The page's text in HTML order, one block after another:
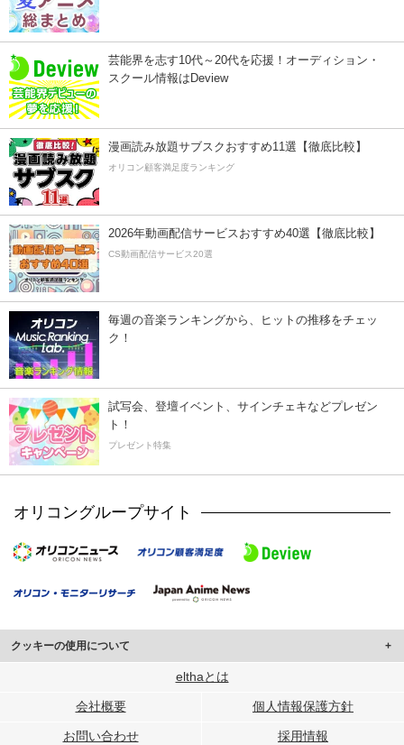
芸能界を志す10代～20代を応援！オーディション・
スクール情報はDeview
漫画読み放題サブスクおすすめ11選【徹底比較】
オリコン顧客満足度ランキング
2026年動画配信サービスおすすめ40選【徹底比較】
CS動画配信サービス20選
毎週の音楽ランキングから、ヒットの推移をチェッ
ク！
試写会、登壇イベント、サインチェキなどプレゼン
ト！
プレゼント特集
オリコングループサイト
クッキーの使用について
このサイトでは Cookie を使用して、ユーザーに合わせたコンテンツや広告の
行っています。
メディアや広告配信、データ解析の各パートナーに提供しています。
elthaとは
会社概要 個人情報保護方針
お問い合わせ 採用情報